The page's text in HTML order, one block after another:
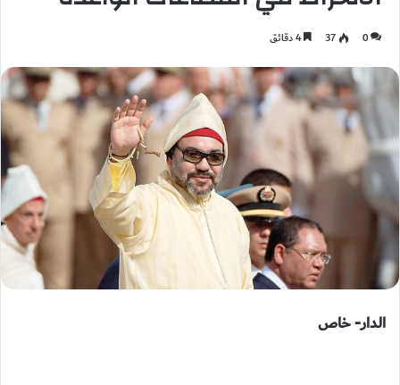
0
37 4 دقائق
الدار- خاص